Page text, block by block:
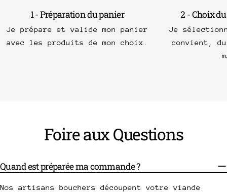
1 - Préparation du panier
Je prépare et valide mon panier
avec les produits de mon choix.
2 - Choix
Je
convient,
Foire aux Questions
Quand est préparée ma commande ?
Nos artisans bouchers découpent votre viande